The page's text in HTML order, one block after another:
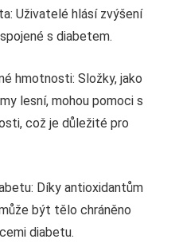
Uživatelé hlásí zvýšení
s diabetem.
hmotnosti: Složky, jako
lesní, mohou pomoci s
což je důležité pro
Díky antioxidantům
být tělo chráněno
diabetu.